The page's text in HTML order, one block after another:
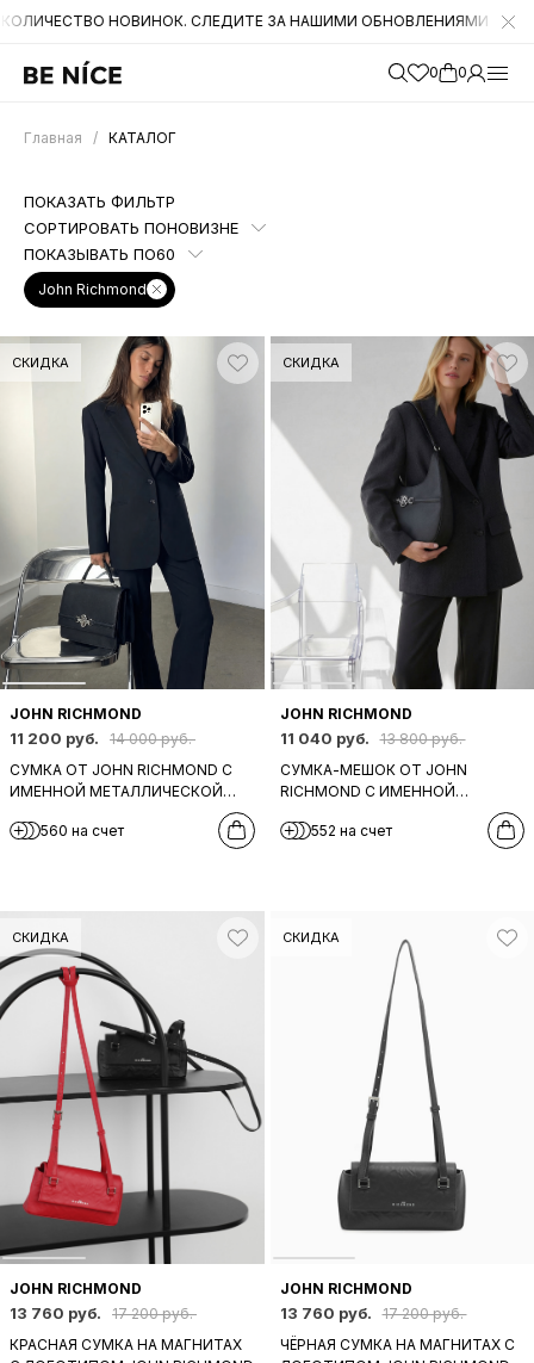
НОВИНОК. СЛЕДИТЕ ЗА НАШИМИ ОБНОВЛЕНИЯМИ НА САЙТЕ.
0 0
Главная / КАТАЛОГ
ПОКАЗАТЬ ФИЛЬТР
John Richmond
СОРТИРОВАТЬ ПОНОВИЗНЕ
ПОКАЗЫВАТЬ ПО60
СКИДКА
JOHN RICHMOND
11 200 руб.
14 000 руб.
СУМКА ОТ JOHN RICHMOND С
ИМЕННОЙ МЕТАЛЛИЧЕСКОЙ
ЭМБЛЕМОЙ В ЧЕРНОМ ЦВЕТЕ
560 на счет
СКИДКА
JOHN RICHMOND
11 040 руб.
13 800 руб.
СУМКА-МЕШОК ОТ JOHN
RICHMOND С ИМЕННОЙ
МЕТАЛЛИЧЕСКОЙ ЭМБЛЕМОЙ
552 на счет
СКИДКА
JOHN RICHMOND
13 760 руб.
17 200 руб.
КРАСНАЯ СУМКА НА МАГНИТАХ
СКИДКА
JOHN RICHMOND
13 760 руб.
17 200 руб.
ЧЁРНАЯ СУМКА НА МАГНИТАХ С